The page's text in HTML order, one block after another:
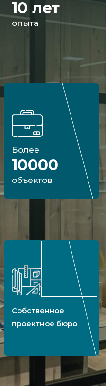
10 лет
опыта
Более
10000
объектов
Собственное
проектное бюро